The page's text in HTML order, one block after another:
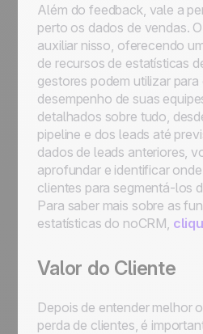
Além do feedback, vale a
perto os dados de vendas.
auxiliar nisso, oferecendo
de recursos de estatísticas
gestores podem utilizar para
desempenho de suas
detalhados sobre tudo,
pipeline e dos leads até
dados de leads anteriores,
aprofundar e identificar
clientes para segmentá-los
Para saber mais sobre as
estatísticas do noCRM,
Valor do Cliente
Depois de entender melhor
perda de clientes, é